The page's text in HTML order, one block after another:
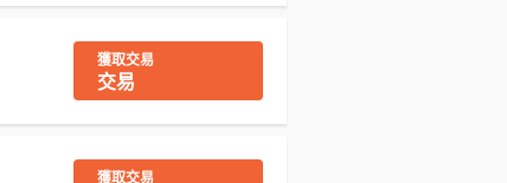
獲取交易
交易
獲取交易